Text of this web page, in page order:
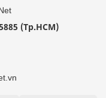
(Tp.HCM)